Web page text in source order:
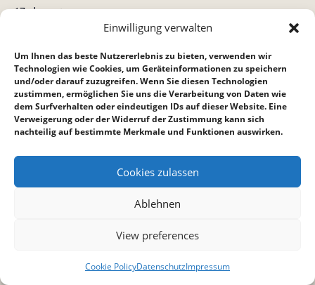
Einwilligung verwalten
Um Ihnen das beste Nutzererlebnis zu bieten, verwenden wir
Technologien wie Cookies, um Geräteinformationen zu speichern
und/oder darauf zuzugreifen. Wenn Sie diesen Technologien
zustimmen, ermöglichen Sie uns die Verarbeitung von Daten wie
dem Surfverhalten oder eindeutigen IDs auf dieser Website. Eine
Verweigerung oder der Widerruf der Zustimmung kann sich
nachteilig auf bestimmte Merkmale und Funktionen auswirken.
Cookies zulassen
Ablehnen
View preferences
Cookie PolicyDatenschutzImpressum
17. Januar
Jugendkreis Gottesdienst